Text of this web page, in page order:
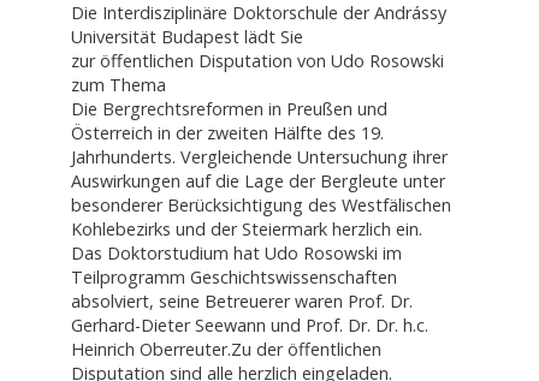
Die Interdisziplinäre Doktorschule der Andrássy
Universität Budapest lädt Sie
zur öffentlichen Disputation von Udo Rosowski
zum Thema
Die Bergrechtsreformen in Preußen und
Österreich in der zweiten Hälfte des 19.
Jahrhunderts. Vergleichende Untersuchung ihrer
Auswirkungen auf die Lage der Bergleute unter
besonderer Berücksichtigung des Westfälischen
Kohlebezirks und der Steiermark herzlich ein.
Das Doktorstudium hat Udo Rosowski im
Teilprogramm Geschichtswissenschaften
absolviert, seine Betreuerer waren Prof. Dr.
Gerhard-Dieter Seewann und Prof. Dr. Dr. h.c.
Heinrich Oberreuter.Zu der öffentlichen
Disputation sind alle herzlich eingeladen.